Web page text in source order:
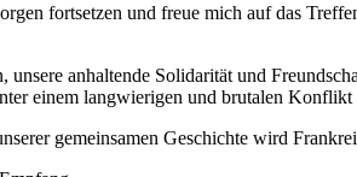
fortsetzen und freue mich auf das
anhaltende Solidarität und
einem langwierigen und brutalen
gemeinsamen Geschichte wird